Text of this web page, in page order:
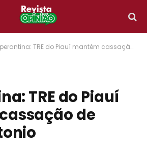
TRE do Piauí mantém cassação de Chico Antonio
TRE do Piauí
de